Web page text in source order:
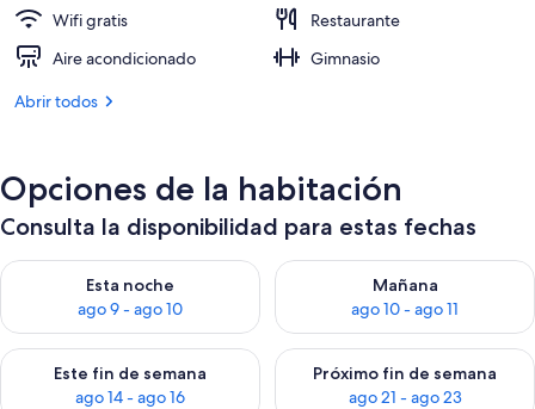
Wifi gratis
Restaurante
Aire acondicionado
Gimnasio
Abrir todos
Opciones de la habitación
Consulta la disponibilidad para estas fechas
Esta noche
ago 9 - ago 10
Consulta la disponibilidad para esta noche, ago 9 - ago 10
Mañana
ago 10 - ago 11
Consulta la disponibilidad
Este fin de semana
ago 14 - ago 16
Consulta la disponibilidad para este fin de semana, ago 14 -
Próximo fin de semana
ago 21 - ago 23
Consulta la disponibilidad